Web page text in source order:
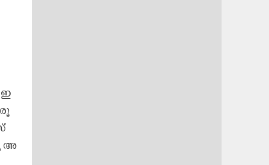
ഇ​
രൂ​
അ​